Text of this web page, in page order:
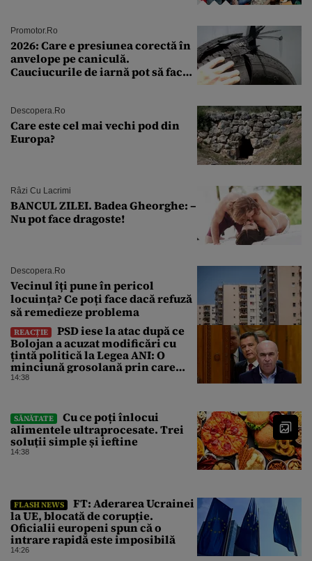
Promotor.ro
2026: Care e presiunea corectă în
anvelope pe caniculă.
Cauciucurile de iarnă pot să facă
Descopera.ro
Care este cel mai vechi pod din
Europa?
Râzi Cu Lacrimi
BANCUL ZILEI. Badea Gheorghe: –
Nu pot face dragoste!
Descopera.ro
Vecinul îți pune în pericol
locuința? Ce poți face dacă refuză
să remedieze problema
REACȚIE
PSD iese la atac după ce
Bolojan a acuzat modificări cu
țintă politică la Legea ANI: O
minciună grosolană prin care
încearcă să acopere culpa PNL-
14:38
SĂNĂTATE
Cu ce poți înlocui
alimentele ultraprocesate. Trei
soluții simple și ieftine
14:38
FLASH NEWS
FT: Aderarea Ucrainei
la UE, blocată de corupție.
Oficialii europeni spun că o
intrare rapidă este imposibilă
14:26